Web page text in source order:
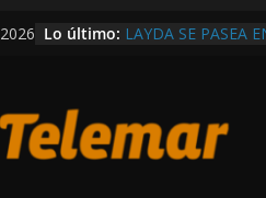
Lo último: LAYDA SE PASEA
CAPTAN A LAYDA
DE LUJO MÁS
VIVE CAMPECHE
ESTÁ EN
OBRAS Y MEDIOS